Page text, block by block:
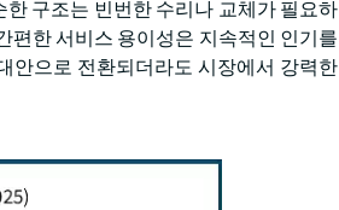
구조는 빈번한 수리나 교체가 필요하
편한 서비스 용이성은 지속적인 인기를
안으로 전환되더라도 시장에서 강력한